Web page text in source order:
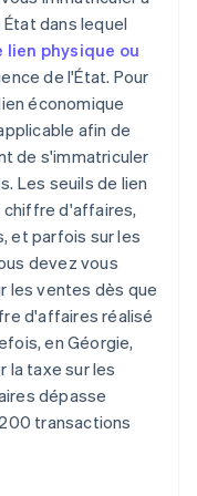
dans lequel
lien physique ou
de l'État. Pour
économique
afin de
de s'immatriculer
Les seuils de lien
chiffre d'affaires,
et parfois sur les
devez vous
les ventes dès que
d'affaires réalisé
en Géorgie,
la taxe sur les
dépasse
transactions